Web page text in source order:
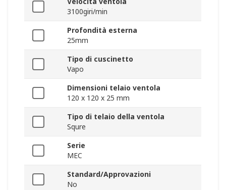
3100giri/min
Profondità esterna
25mm
Tipo di cuscinetto
Vapo
Dimensioni telaio ventola
120 x 120 x 25 mm
Tipo di telaio della ventola
Squre
Serie
MEC
Standard/Approvazioni
No